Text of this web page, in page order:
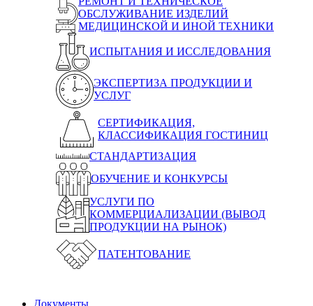
ОБСЛУЖИВАНИЕ ИЗДЕЛИЙ
МЕДИЦИНСКОЙ И ИНОЙ ТЕХНИКИ
ИСПЫТАНИЯ И ИССЛЕДОВАНИЯ
ЭКСПЕРТИЗА ПРОДУКЦИИ И
УСЛУГ
СЕРТИФИКАЦИЯ,
КЛАССИФИКАЦИЯ ГОСТИНИЦ
СТАНДАРТИЗАЦИЯ
ОБУЧЕНИЕ И КОНКУРСЫ
УСЛУГИ ПО
КОММЕРЦИАЛИЗАЦИИ (ВЫВОД
ПРОДУКЦИИ НА РЫНОК)
ПАТЕНТОВАНИЕ
Документы